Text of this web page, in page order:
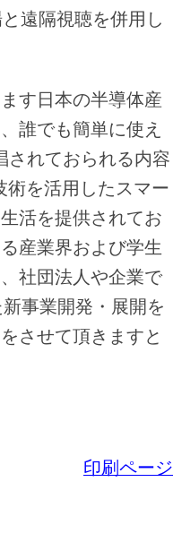
遠隔視聴を併用し
す日本の半導体産
誰でも簡単に使え
されておられる内容
術を活用したスマー
活を提供されてお
産業界および学生
社団法人や企業で
事業開発・展開を
させて頂きますと
印刷ページ